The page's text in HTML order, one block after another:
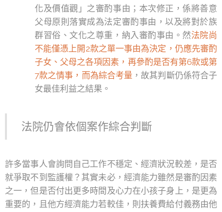
化及價值觀」之審酌事由；本次修正，係將善意
父母原則落實成為法定審酌事由，以及將對於族
群習俗、文化之尊重，納入審酌事由。然法院尚
不能僅憑上開2款之單一事由為決定，仍應先審酌
子女、父母之各項因素，再參酌是否有第6款或第
7款之情事，而為綜合考量 ，故其判斷仍係符合子
女最佳利益之結果。
法院仍會依個案作綜合判斷
許多當事人會詢問自己工作不穩定、經濟狀況較差，是否
就爭取不到監護權？其實未必，經濟能力雖然是審酌因素
之一，但是否付出更多時間及心力在小孩子身上，是更為
重要的，且他方經濟能力若較佳，則扶養費給付義務由他